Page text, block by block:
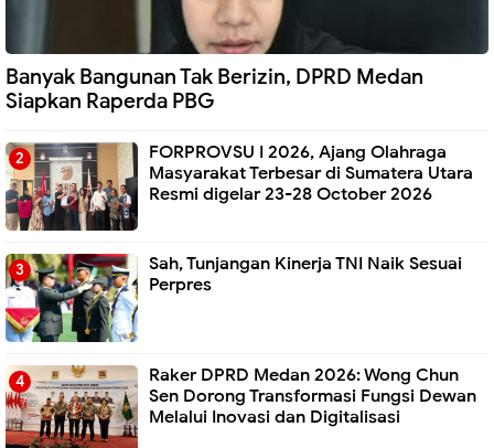
Banyak Bangunan Tak Berizin, DPRD Medan
Siapkan Raperda PBG
FORPROVSU I 2026, Ajang Olahraga
Masyarakat Terbesar di Sumatera Utara
Resmi digelar 23-28 October 2026
Sah, Tunjangan Kinerja TNI Naik Sesuai
Perpres
Raker DPRD Medan 2026: Wong Chun
Sen Dorong Transformasi Fungsi Dewan
Melalui Inovasi dan Digitalisasi